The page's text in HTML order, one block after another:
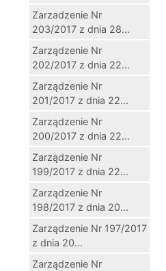
Zarzadzenie Nr
203/2017 z dnia 28...
Zarządzenie Nr
202/2017 z dnia 22...
Zarządzenie Nr
201/2017 z dnia 22...
Zarządzenie Nr
200/2017 z dnia 22...
Zarządzenie Nr
199/2017 z dnia 22...
Zarządzenie Nr
198/2017 z dnia 20...
Zarządzenie Nr 197/2017
z dnia 20...
Zarządzenie Nr